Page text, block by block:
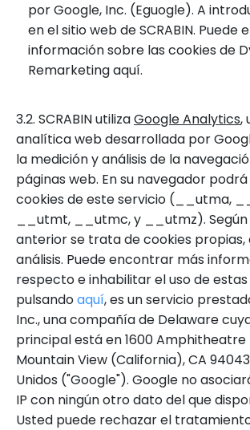
por Google, Inc. (Eguogle). A
en el sitio web de SCRABIN. Puede
información sobre las cookies de
Remarketing aquí.
3.2. SCRABIN utilizaGoogle Analytics,
analítica web desarrollada por
la medición y análisis de la
páginas web. En su navegador
cookies de este servicio (__utma,
__utmt, __utmc, y __utmz).
anterior se trata de cookies propias,
análisis. Puede encontrar más
respecto e inhabilitar el uso de
pulsandoaquí, es un servicio
Inc., una compañía de Delaware
principal está en 1600 Amphitheatre
Mountain View (California), CA
Unidos ("Google"). Google no
IP con ningún otro dato del que
Usted puede rechazar el